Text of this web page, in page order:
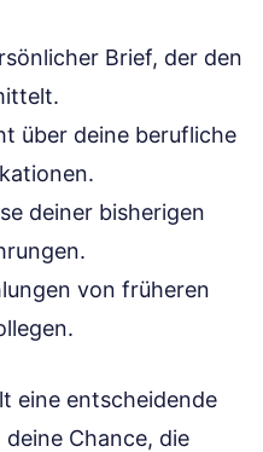
Brief, der den
über deine berufliche
deiner bisherigen
von früheren
eine entscheidende
deine Chance, die